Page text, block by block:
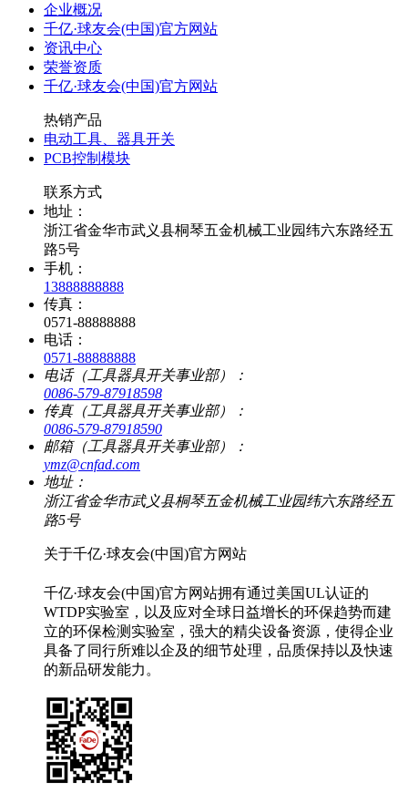
企业概况
千亿·球友会(中国)官方网站
资讯中心
荣誉资质
千亿·球友会(中国)官方网站
热销产品
电动工具、器具开关
PCB控制模块
联系方式
地址：
浙江省金华市武义县桐琴五金机械工业园纬六东路经五
路5号
手机：
13888888888
传真：
0571-88888888
电话：
0571-88888888
电话（工具器具开关事业部）：
0086-579-87918598
传真（工具器具开关事业部）：
0086-579-87918590
邮箱（工具器具开关事业部）：
ymz@cnfad.com
地址：
浙江省金华市武义县桐琴五金机械工业园纬六东路经五
路5号
关于千亿·球友会(中国)官方网站
千亿·球友会(中国)官方网站拥有通过美国UL认证的
WTDP实验室，以及应对全球日益增长的环保趋势而建
立的环保检测实验室，强大的精尖设备资源，使得企业
具备了同行所难以企及的细节处理，品质保持以及快速
的新品研发能力。